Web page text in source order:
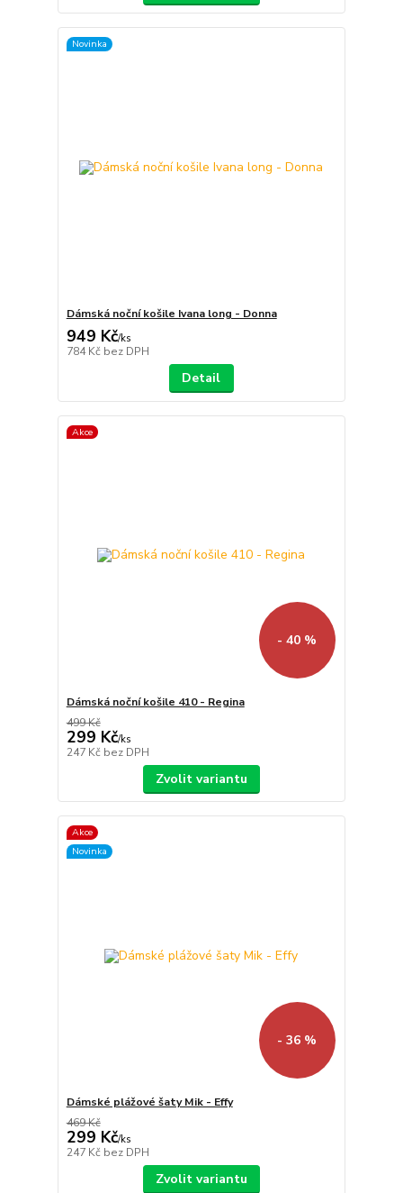
Novinka
Dámská noční košile Ivana long - Donna
949 Kč/ks
784 Kč bez DPH
Detail
Akce
- 40 %
Dámská noční košile 410 - Regina
499 Kč
299 Kč/ks
247 Kč bez DPH
Zvolit variantu
Akce
Novinka
- 36 %
Dámské plážové šaty Mik - Effy
469 Kč
299 Kč/ks
247 Kč bez DPH
Zvolit variantu